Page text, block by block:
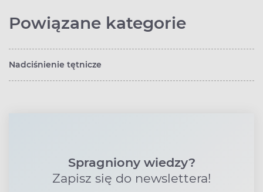
Powiązane kategorie
Nadciśnienie tętnicze
Spragniony wiedzy?
Zapisz się do newslettera!